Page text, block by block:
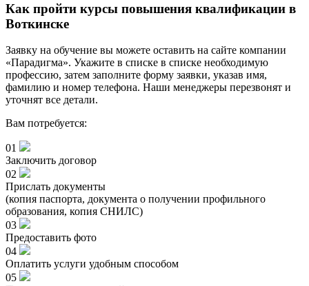
Как пройти курсы повышения квалификации в
Воткинске
Заявку на обучение вы можете оставить на сайте компании
«Парадигма». Укажите в списке в списке необходимую
профессию, затем заполните форму заявки, указав имя,
фамилию и номер телефона. Наши менеджеры перезвонят и
уточнят все детали.
Вам потребуется:
01
Заключить договор
02
Прислать документы
(копия паспорта, документа о получении профильного
образования, копия СНИЛС)
03
Предоставить фото
04
Оплатить услуги удобным способом
05